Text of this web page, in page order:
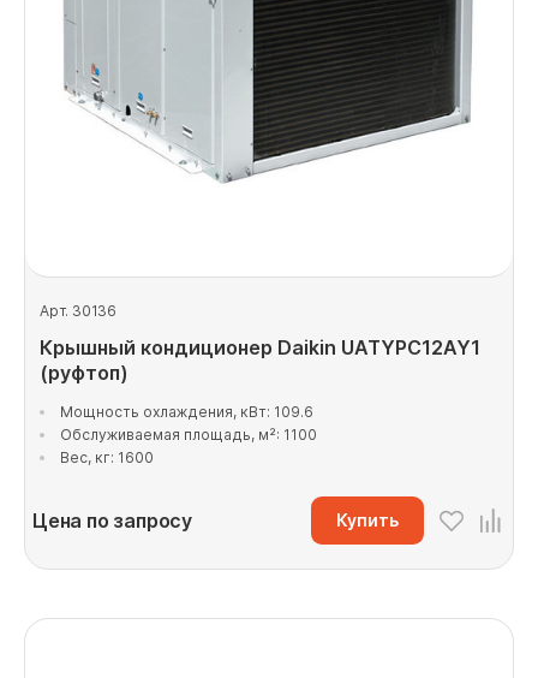
Арт. 30136
Крышный кондиционер Daikin UATYPC12AY1
(руфтоп)
Мощность охлаждения, кВт: 109.6
Обслуживаемая площадь, м²: 1100
Вес, кг: 1600
Цена по запросу Купить